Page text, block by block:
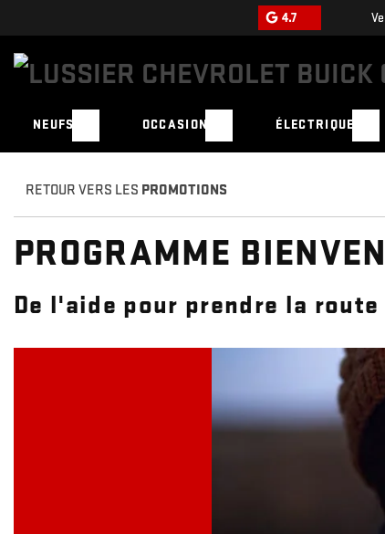
4.7
NEUFS OCCASION ÉLECTRIQUE
RETOUR VERS LES PROMOTIONS
PROGRAMME
De l'aide pour prendre la